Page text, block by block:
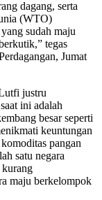
dagang, serta
(WTO)
sudah maju
tegas
Jumat
justru
ini adalah
besar seperti
keuntungan
pangan
satu negara
maju berkelompok